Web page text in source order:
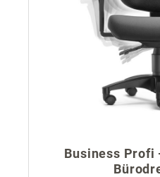
Business Profi